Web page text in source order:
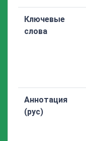
Ключевые
слова
Аннотация
(рус)